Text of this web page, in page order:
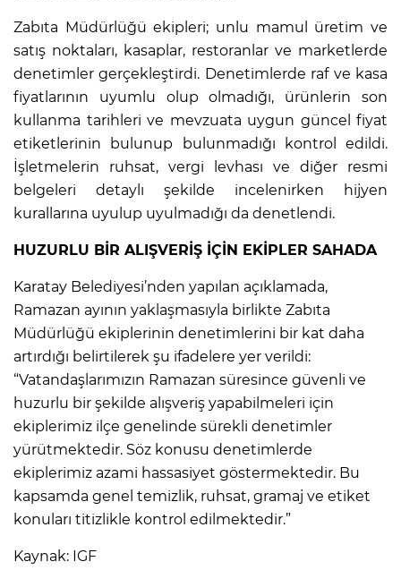
Zabıta Müdürlüğü ekipleri; unlu mamul üretim ve
satış noktaları, kasaplar, restoranlar ve marketlerde
denetimler gerçekleştirdi. Denetimlerde raf ve kasa
fiyatlarının uyumlu olup olmadığı, ürünlerin son
kullanma tarihleri ve mevzuata uygun güncel fiyat
etiketlerinin bulunup bulunmadığı kontrol edildi.
İşletmelerin ruhsat, vergi levhası ve diğer resmi
belgeleri detaylı şekilde incelenirken hijyen
kurallarına uyulup uyulmadığı da denetlendi.
HUZURLU BİR ALIŞVERİŞ İÇİN EKİPLER SAHADA
Karatay Belediyesi’nden yapılan açıklamada,
Ramazan ayının yaklaşmasıyla birlikte Zabıta
Müdürlüğü ekiplerinin denetimlerini bir kat daha
artırdığı belirtilerek şu ifadelere yer verildi:
“Vatandaşlarımızın Ramazan süresince güvenli ve
huzurlu bir şekilde alışveriş yapabilmeleri için
ekiplerimiz ilçe genelinde sürekli denetimler
yürütmektedir. Söz konusu denetimlerde
ekiplerimiz azami hassasiyet göstermektedir. Bu
kapsamda genel temizlik, ruhsat, gramaj ve etiket
konuları titizlikle kontrol edilmektedir.”
Kaynak: IGF